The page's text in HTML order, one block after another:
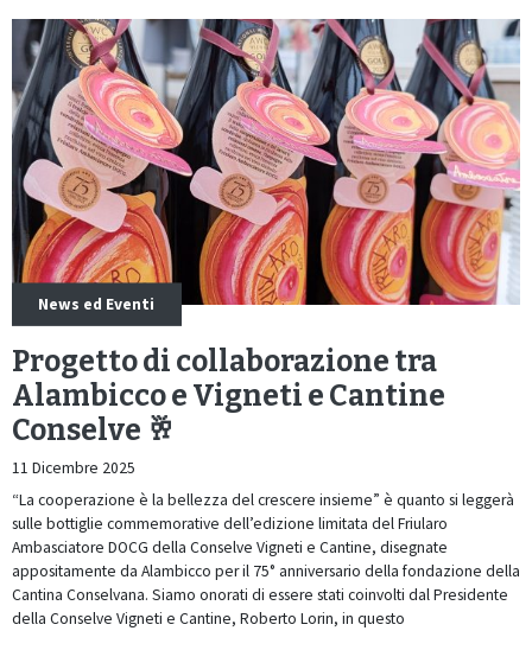
News ed Eventi
Progetto di collaborazione tra
Alambicco e Vigneti e Cantine
Conselve 🥂
11 Dicembre 2025
“La cooperazione è la bellezza del crescere insieme” è quanto si leggerà
sulle bottiglie commemorative dell’edizione limitata del Friularo
Ambasciatore DOCG della Conselve Vigneti e Cantine, disegnate
appositamente da Alambicco per il 75° anniversario della fondazione della
Cantina Conselvana. Siamo onorati di essere stati coinvolti dal Presidente
della Conselve Vigneti e Cantine, Roberto Lorin, in questo